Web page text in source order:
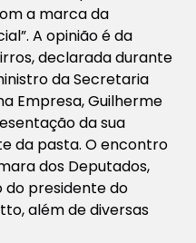
a marca da
A opinião é da
declarada durante
da Secretaria
Empresa, Guilherme
da sua
da pasta. O encontro
dos Deputados,
presidente do
além de diversas